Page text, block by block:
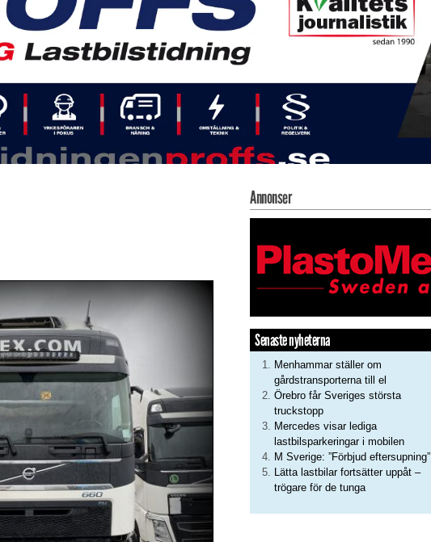
Annonser
Senaste nyheterna
Menhammar ställer om
gårdstransporterna till el
Örebro får Sveriges största
truckstopp
Mercedes visar lediga
lastbilsparkeringar i mobilen
M Sverige: ”Förbjud eftersupning”
Lätta lastbilar fortsätter uppåt –
trögare för de tunga